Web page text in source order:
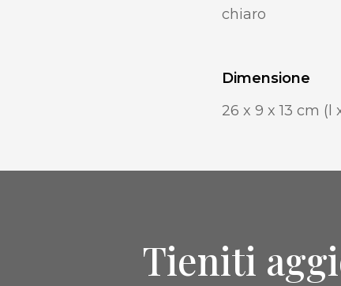
chiaro
Dimensione
26 x 9 x 13 cm (l
Tieniti